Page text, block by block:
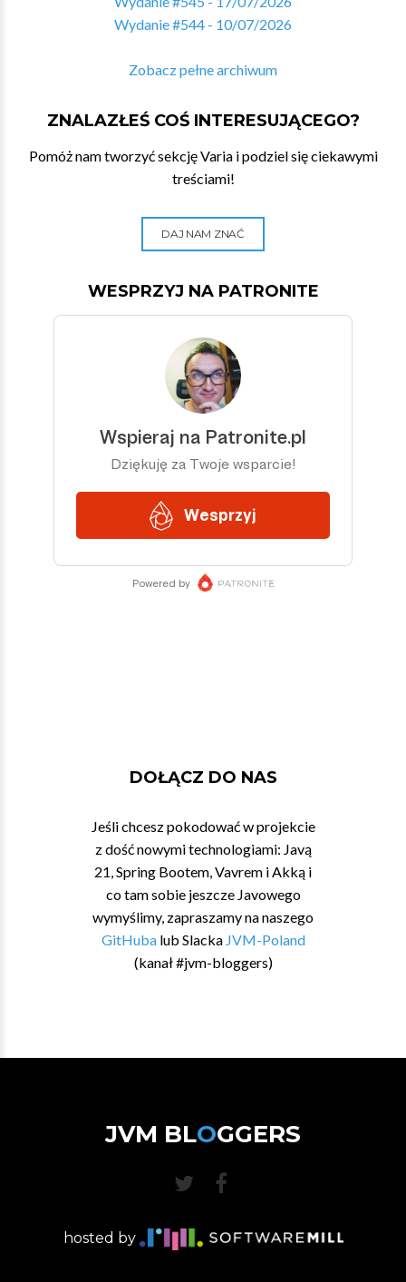
Wydanie #544 - 10/07/2026
Zobacz pełne archiwum
ZNALAZŁEŚ COŚ INTERESUJĄCEGO?
Pomóż nam tworzyć sekcję Varia i podziel się ciekawymi
treściami!
DAJ NAM ZNAĆ
WESPRZYJ NA PATRONITE
DOŁĄCZ DO NAS
Jeśli chcesz pokodować w projekcie
z dość nowymi technologiami: Javą
21, Spring Bootem, Vavrem i Akką i
co tam sobie jeszcze Javowego
wymyślimy, zapraszamy na naszego
GitHubalub Slacka JVM-Poland
(kanał #jvm-bloggers)
JVM BLOGGERS
hosted by